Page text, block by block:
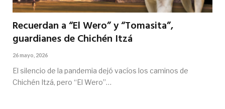
Recuerdan a “El Wero” y “Tomasita”,
guardianes de Chichén Itzá
26 mayo, 2026
El silencio de la pandemia dejó vacíos los caminos de
Chichén Itzá, pero “El Wero”…